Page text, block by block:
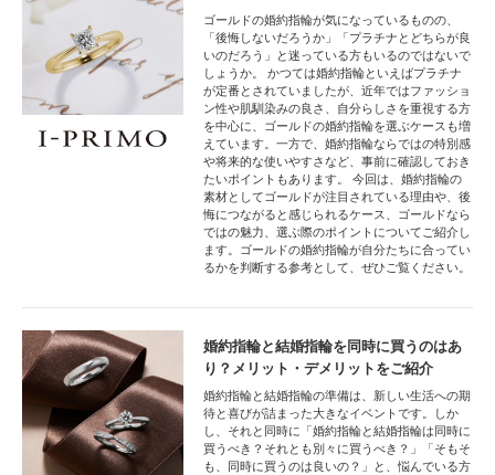
ゴールドの婚約指輪が気になっているものの、
「後悔しないだろうか」「プラチナとどちらが良
いのだろう」と迷っている方もいるのではないで
しょうか。 かつては婚約指輪といえばプラチナ
が定番とされていましたが、近年ではファッショ
ン性や肌馴染みの良さ、自分らしさを重視する方
を中心に、ゴールドの婚約指輪を選ぶケースも増
えています。一方で、婚約指輪ならではの特別感
や将来的な使いやすさなど、事前に確認しておき
たいポイントもあります。 今回は、婚約指輪の
素材としてゴールドが注目されている理由や、後
悔につながると感じられるケース、ゴールドなら
ではの魅力、選ぶ際のポイントについてご紹介し
ます。ゴールドの婚約指輪が自分たちに合ってい
るかを判断する参考として、ぜひご覧ください。
婚約指輪と結婚指輪を同時に買うのはあ
り？メリット・デメリットをご紹介
婚約指輪と結婚指輪の準備は、新しい生活への期
待と喜びが詰まった大きなイベントです。しか
し、それと同時に「婚約指輪と結婚指輪は同時に
買うべき？それとも別々に買うべき？」「そもそ
も、同時に買うのは良いの？」と、悩んでいる方